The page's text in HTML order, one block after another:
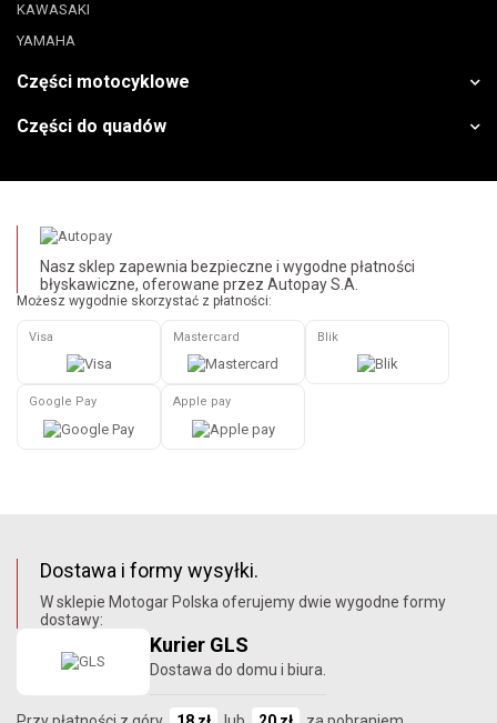
KAWASAKI
YAMAHA
Części motocyklowe
Części do quadów
Nasz sklep zapewnia bezpieczne i wygodne płatności
błyskawiczne, oferowane przez Autopay S.A.
Możesz wygodnie skorzystać z płatności:
Visa Mastercard Blik
Google Pay Apple pay
Dostawa i formy wysyłki.
W sklepie Motogar Polska oferujemy dwie wygodne formy
dostawy:
Kurier GLS
Dostawa do domu i biura.